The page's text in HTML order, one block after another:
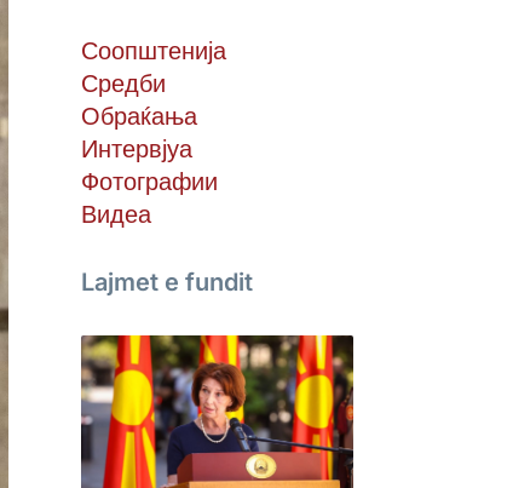
Соопштенија
Средби
Обраќања
Интервјуа
Фотографии
Видеа
Lajmet e fundit